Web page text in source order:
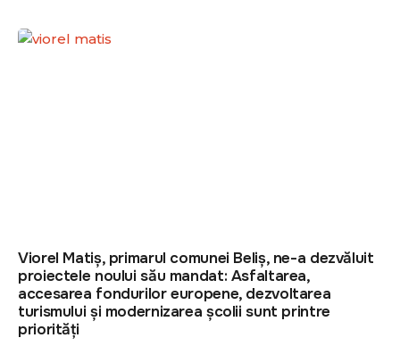
Viorel Matiș, primarul comunei Beliș, ne-a dezvăluit
proiectele noului său mandat: Asfaltarea,
accesarea fondurilor europene, dezvoltarea
turismului și modernizarea școlii sunt printre
priorități